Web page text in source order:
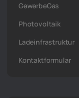
GewerbeGas
Photovoltaik
Ladeinfrastruktur
Kontaktformular